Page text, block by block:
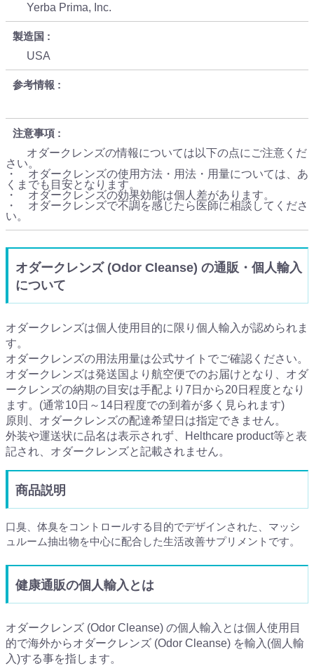
Yerba Prima, Inc.
製造国
USA
参考情報
注意事項
オダークレンズの情報については以下の点にご注意くだ
さい。
・ オダークレンズの使用方法・用法・用量については、あ
くまでも目安となります。
・ オダークレンズの効果効能は個人差があります。
・ オダークレンズで不調を感じたら医師に相談してくださ
い。
オダークレンズ (Odor Cleanse) の通販・個人輸入
について
オダークレンズは個人使用目的に限り個人輸入が認められま
す。
オダークレンズの用法用量は公式サイトでご確認ください。
オダークレンズは発送国より航空便でのお届けとなり、オダ
ークレンズの納期の目安は手配より7日から20日程度となり
ます。(通常10日～14日程度での到着が多く見られます)
原則、オダークレンズの配達希望日は指定できません。
外装や運送状に品名は表示されず、Helthcare product等と表
記され、オダークレンズと記載されません。
商品説明
口臭、体臭をコントロールする目的でデザインされた、マッシ
ュルーム抽出物を中心に配合した生活改善サプリメントです。
健康通販の個人輸入とは
オダークレンズ (Odor Cleanse) の個人輸入とは個人使用目
的で海外からオダークレンズ (Odor Cleanse) を輸入(個人輸
入)する事を指します。